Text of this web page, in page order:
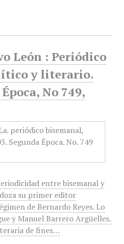
León : Periódico
y literario.
No 749,
entre bisemanal y
su primer editor
de Bernardo Reyes. Lo
y Manuel Barrero Argüelles.
de fines…